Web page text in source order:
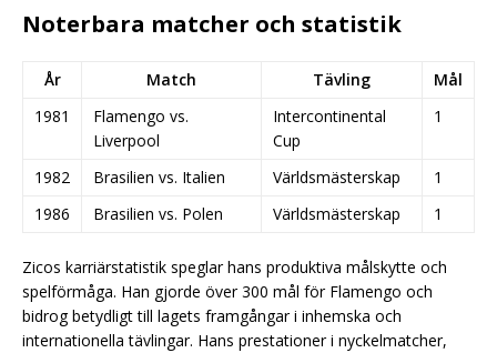
Noterbara matcher och statistik
År Match Tävling
Mål
1981
Flamengo vs.
Liverpool
Intercontinental
Cup
1
1982 Brasilien vs. Italien Världsmästerskap
1
1986
Brasilien vs. Polen Världsmästerskap 1
Zicos karriärstatistik speglar hans produktiva målskytte och
spelförmåga. Han gjorde över 300 mål för Flamengo och
bidrog betydligt till lagets framgångar i inhemska och
internationella tävlingar. Hans prestationer i nyckelmatcher,